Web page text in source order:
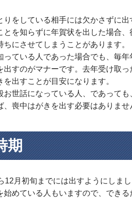
をしている相手には欠かさずに出
とを知らずに年賀状を出した場合、
にさせてしまうことがあります。
ている人であった場合でも、毎年
すのがマナーです。去年受け取っ
出すことが目安になります。
世話になっている人、であっても
喪中はがきを出す必要はありませ
期
12月初旬までには出すようにしま
始めている人もいますので、できる